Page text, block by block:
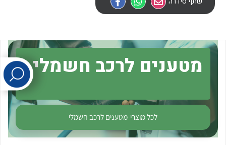
מטענים לרכב חשמלי
לכל מוצרי מטענים לרכב חשמלי